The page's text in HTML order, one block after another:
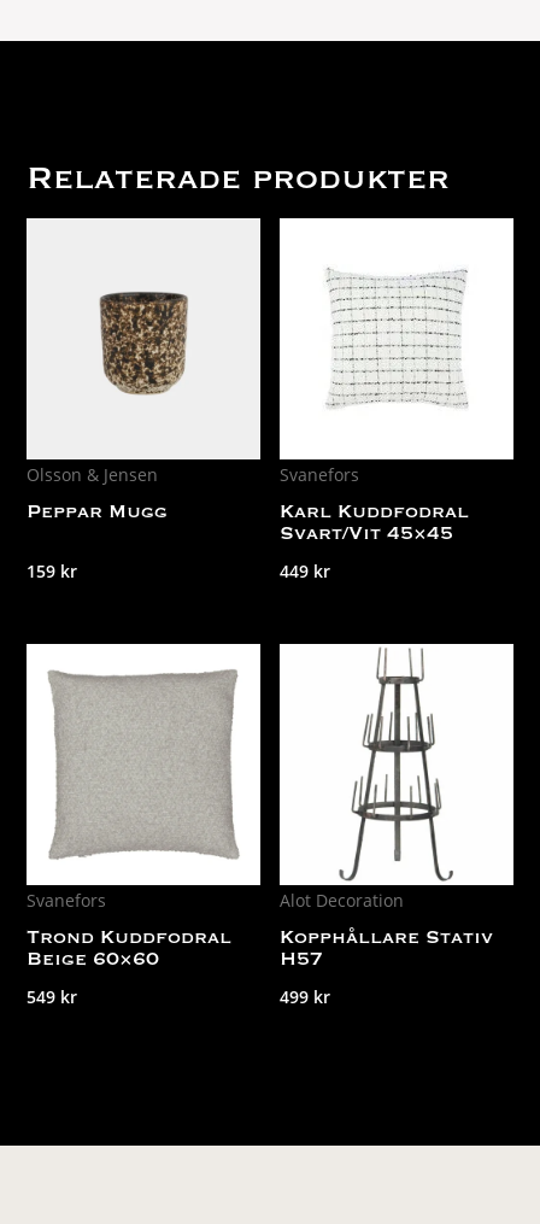
Relaterade produkter
Olsson & Jensen
Peppar Mugg
159 kr
Svanefors
Karl Kuddfodral
Svart/Vit 45×45
449 kr
Svanefors
Trond Kuddfodral
Beige 60×60
549 kr
Alot Decoration
Kopphållare Stativ
H57
499 kr